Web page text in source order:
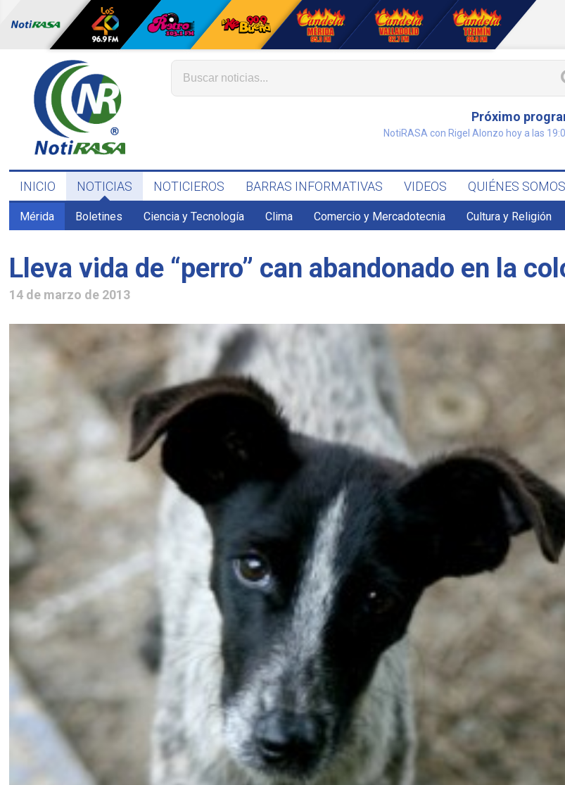
Próximo
NotiRASA con Rigel Alonzo hoy a las
INICIO NOTICIAS NOTICIEROS BARRAS INFORMATIVAS VIDEOS QUIÉNES SOMOS
Mérida Boletines Ciencia y Tecnología Clima Comercio y Mercadotecnia Cultura y Religión
Lleva vida de “perro” can abandonado en la
14 de marzo de 2013